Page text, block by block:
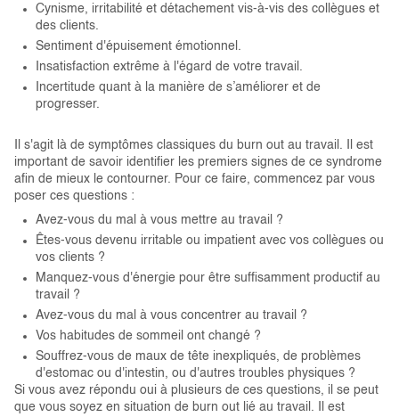
Cynisme, irritabilité et détachement vis-à-vis des collègues et
des clients.
Sentiment d'épuisement émotionnel.
Insatisfaction extrême à l'égard de votre travail.
Incertitude quant à la manière de s’améliorer et de
progresser.
Il s'agit là de symptômes classiques du burn out au travail. Il est
important de savoir identifier les premiers signes de ce syndrome
afin de mieux le contourner. Pour ce faire, commencez par vous
poser ces questions :
Avez-vous du mal à vous mettre au travail ?
Êtes-vous devenu irritable ou impatient avec vos collègues ou
vos clients ?
Manquez-vous d'énergie pour être suffisamment productif au
travail ?
Avez-vous du mal à vous concentrer au travail ?
Vos habitudes de sommeil ont changé ?
Souffrez-vous de maux de tête inexpliqués, de problèmes
d'estomac ou d'intestin, ou d'autres troubles physiques ?
Si vous avez répondu oui à plusieurs de ces questions, il se peut
que vous soyez en situation de burn out lié au travail. Il est